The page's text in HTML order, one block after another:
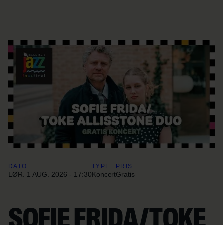
DATO
LØR. 1 AUG. 2026 - 17:30
TYPE
Koncert
PRIS
Gratis
SOFIE FRIDA/TOKE